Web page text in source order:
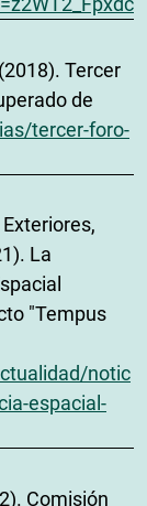
Tercer
de
tercer-foro-
La
"Tempus
notic
espacial-
Comisión